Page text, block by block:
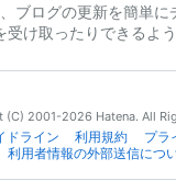
ブログの更新を簡単に
受け取ったりできるよう
(C) 2001-2026 Hatena. All
ドライン 利用規約
プラ
利用者情報の外部送信につ